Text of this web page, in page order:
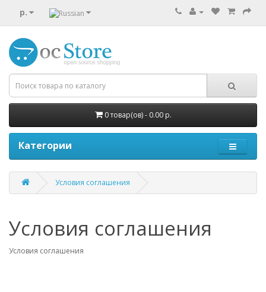
р.
0 товар(ов) - 0.00 р.
Категории
Условия соглашения
Условия соглашения
Условия соглашения